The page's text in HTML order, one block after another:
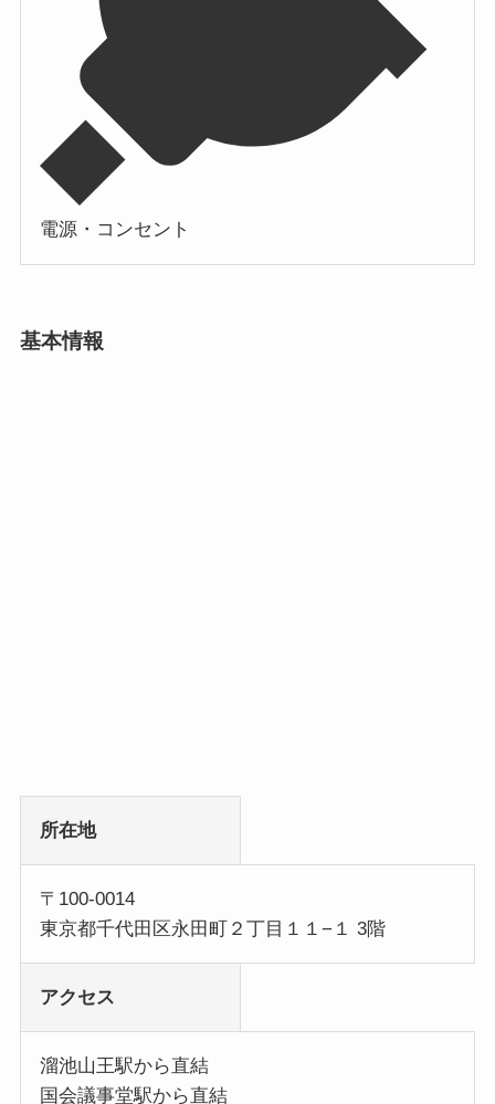
電源・コンセント
基本情報
所在地
〒100-0014
東京都千代田区永田町２丁目１１−１ 3階
アクセス
溜池山王駅から直結
国会議事堂駅から直結